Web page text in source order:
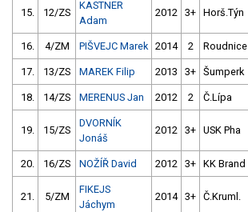
15. 12/ZS
KASTNER
Adam
2012 3+ Horš.Týn
16. 4/ZM PIŠVEJC Marek 2014 2 Roudnice
17. 13/ZS MAREK Filip 2013 3+ Šumperk
18. 14/ZS MERENUS Jan 2012 2 Č.Lípa
19. 15/ZS
DVORNÍK
Jonáš
2012 3+ USK Pha
20. 16/ZS NOŽÍŘ David 2012 3+ KK Brand
21. 5/ZM
FIKEJS
Jáchym
2014 3+ Č.Kruml.